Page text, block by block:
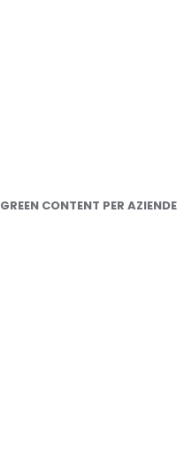
GREEN CONTENT PER AZIENDE